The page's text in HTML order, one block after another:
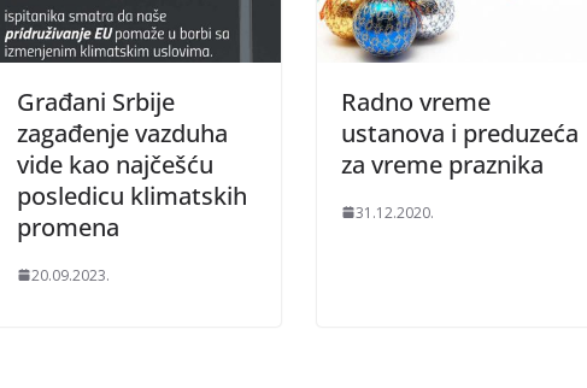
Građani Srbije
zagađenje vazduha
vide kao najčešću
posledicu klimatskih
promena
20.09.2023.
Radno vreme
ustanova i preduzeća
za vreme praznika
31.12.2020.